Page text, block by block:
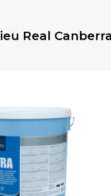
Real